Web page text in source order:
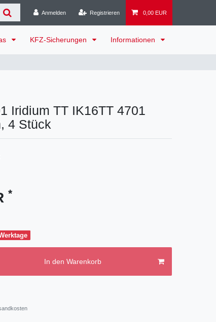
Anmelden Registrieren 0,00 EUR
KFZ-Sicherungen Informationen
Iridium TT IK16TT 4701
4 Stück
*
In den Warenkorb